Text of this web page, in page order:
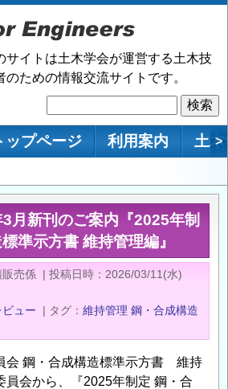
サイトは土木学会が運営する土木技
のための情報交流サイトです。
索
ンップページ 利用案内 土 >
月新刊のご案内『2025年制
準示方書 維持管理編』
販売係 | 投稿日時
2026/03/11(水)
ュー | タグ 維持管理 鋼・合成構造
会 鋼・合成構造標準示方書 維持
員会から、『2025年制定 鋼・合